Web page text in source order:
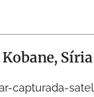
Síria